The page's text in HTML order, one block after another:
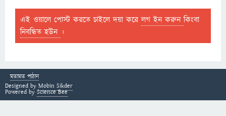
এই ওয়ালে পোস্ট করতে চাইলে দয়া করেলগ ইন করুনকিংবা
নিবন্ধিত হউন ।
মতামত পাঠান
Designed by Mobin Sikder
Powered by Science Bee